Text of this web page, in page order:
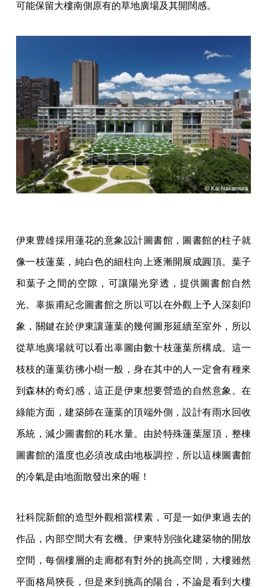
可能保留大樓南側原有的草地廣場及其開闊感。
伊東豊雄採用蓮花的意象設計圖書館，圖書館的柱子就
像一枝蓮葉，純白色的細柱向上逐漸開展成圓頂。葉子
和葉子之間的空隙，可讓陽光穿透，提供圖書館自然
光。辜振甫紀念圖書館之所以可以在外觀上予人深刻印
象，關鍵在於伊東讓蓮葉的幾何圖形延續至室外，所以
從草地廣場就可以看出辜圖由數十枝蓮葉所構成。這一
枝枝的蓮葉彷彿小樹一般，身在其中的人一定會有種來
到森林的奇幻感，這正是伊東想要營造的自然意象。在
綠能方面，建築師在蓮葉的頂端外側，設計有雨水回收
系統，減少圖書館的耗水量。由於特殊蓮葉屋頂，整棟
圖書館的溫度也必須改成由地板調控，所以這棟圖書館
的冷氣是由地面散發出來的喔！
社科院新館的造型外觀相當樸素，可是一如伊東過去的
作品，內部空間大有玄機。伊東特別強化建築物的開放
空間，每個樓層的走廊都有對外的挑高空間，大樓雖然
平面格局狹長，但是來到挑高的陽台，不論是看到大樓